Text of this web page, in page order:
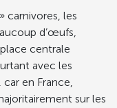
carnivores, les
d’œufs,
centrale
avec les
en France,
sur les